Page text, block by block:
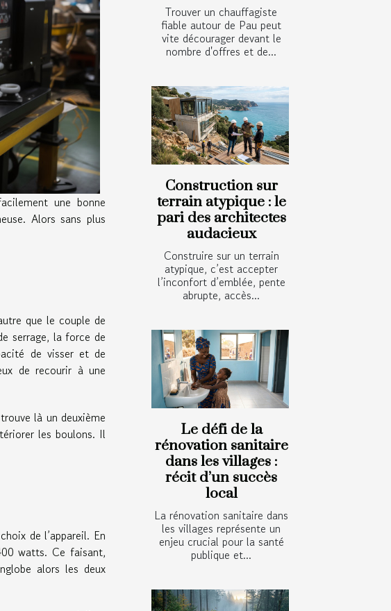
une bonne
Alors sans plus
que le couple de
serrage, la force de
de visser et de
de recourir à une
là un deuxième
les boulons. Il
de l’appareil. En
watts. Ce faisant,
alors les deux
Trouver un chauffagiste
fiable autour de Pau peut
vite décourager devant le
nombre d'offres et de...
Construction sur
terrain atypique : le
pari des architectes
audacieux
Construire sur un terrain
atypique, c’est accepter
l’inconfort d’emblée, pente
abrupte, accès...
Le défi de la
rénovation sanitaire
dans les villages :
récit d’un succès
local
La rénovation sanitaire dans
les villages représente un
enjeu crucial pour la santé
publique et...